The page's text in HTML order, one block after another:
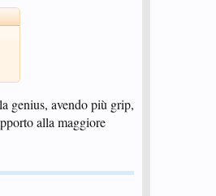
genius, avendo più grip,
alla maggiore